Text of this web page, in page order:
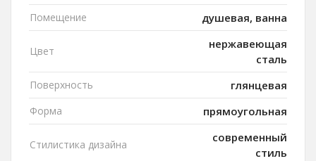
Помещение душевая, ванна
Цвет
нержавеющая
сталь
Поверхность глянцевая
Форма прямоугольная
Стилистика дизайна
современный
стиль